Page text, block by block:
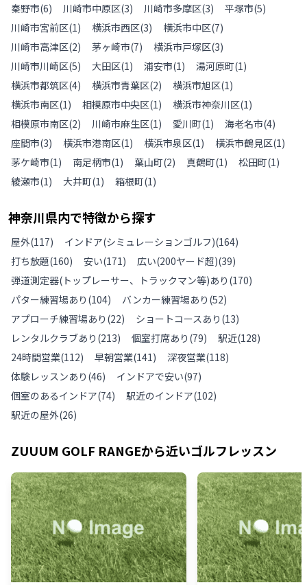
秦野市(6) 川崎市中原区(3) 川崎市多摩区(3) 平塚市(5)
川崎市宮前区(1) 横浜市西区(3) 横浜市中区(7)
川崎市高津区(2) 茅ヶ崎市(7) 横浜市戸塚区(3)
川崎市川崎区(5) 大田区(1) 浦安市(1) 湯河原町(1)
横浜市都筑区(4) 横浜市青葉区(2) 横浜市旭区(1)
横浜市南区(1) 相模原市中央区(1) 横浜市神奈川区(1)
相模原市南区(2) 川崎市麻生区(1) 愛川町(1) 海老名市(4)
座間市(3) 横浜市港南区(1) 横浜市泉区(1) 横浜市鶴見区(1)
茅ケ崎市(1) 南足柄市(1) 葉山町(2) 真鶴町(1) 松田町(1)
綾瀬市(1) 大井町(1) 箱根町(1)
神奈川県内で特徴から探す
屋外(117) インドア(シミュレーションゴルフ)(164)
打ち放題(160) 安い(171) 広い(200ヤード超)(39)
弾道測定器(トップレーサー、トラックマン等)あり (170)
パター練習場あり (104) バンカー練習場あり (52)
アプローチ練習場あり (22) ショートコースあり (13)
レンタルクラブあり (213) 個室打席あり (79) 駅近(128)
24時間営業(112) 早朝営業(141) 深夜営業(118)
体験レッスンあり (46) インドアで安い(97)
個室のあるインドア(74) 駅近のインドア(102)
駅近の屋外(26)
ZUUUM GOLF RANGEから近いゴルフレッスン